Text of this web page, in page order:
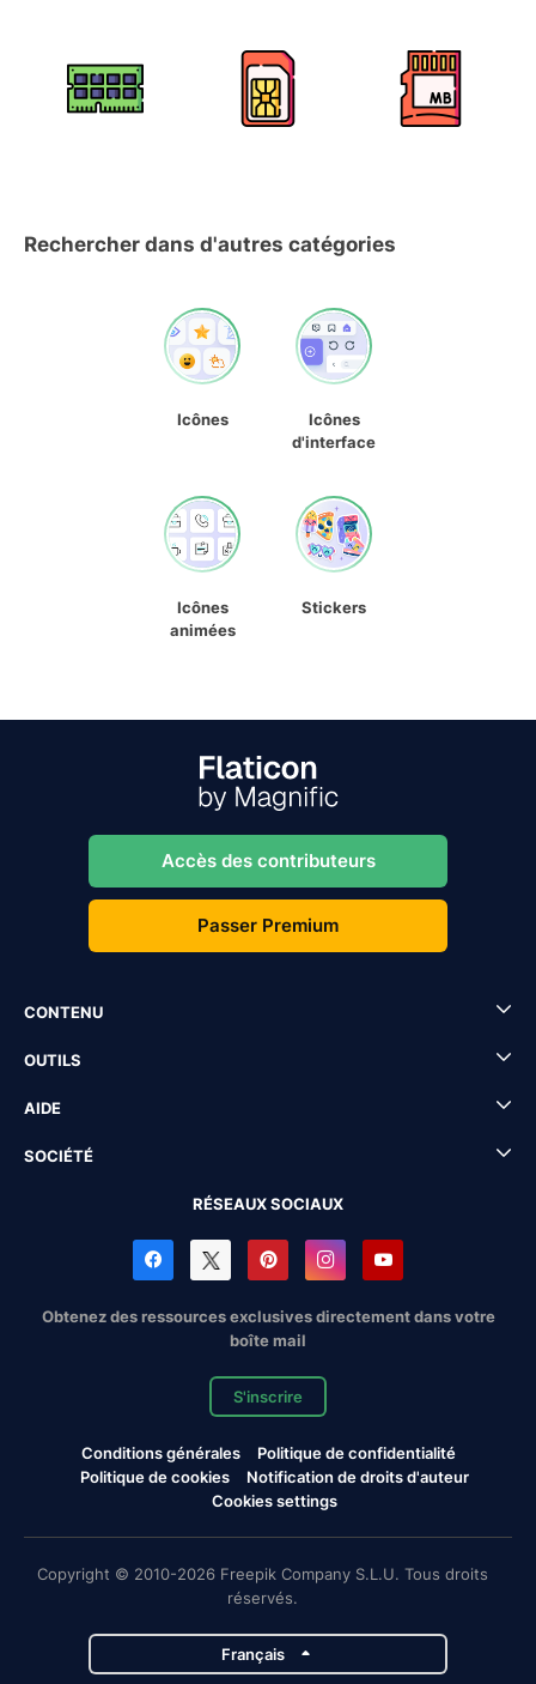
Rechercher dans d'autres catégories
Icônes
Icônes
d'interface
Icônes
animées
Stickers
Accès des contributeurs
Passer Premium
CONTENU
OUTILS
AIDE
SOCIÉTÉ
RÉSEAUX SOCIAUX
Obtenez des ressources exclusives directement dans votre
boîte mail
S'inscrire
Conditions générales
Politique de confidentialité
Politique de cookies
Notification de droits d'auteur
Cookies settings
Copyright © 2010-2026 Freepik Company S.L.U. Tous droits
réservés.
Français